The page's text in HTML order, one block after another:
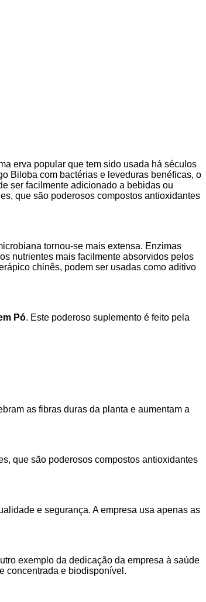
erva popular que tem sido usada há séculos
Biloba com bactérias e leveduras benéficas, o
ser facilmente adicionado a bebidas ou
que são poderosos compostos antioxidantes
tornou-se mais extensa. Enzimas
nutrientes mais facilmente absorvidos pelos
chinês, podem ser usadas como aditivo
Pó. Este poderoso suplemento é feito pela
as fibras duras da planta e aumentam a
que são poderosos compostos antioxidantes
e segurança. A empresa usa apenas as
exemplo da dedicação da empresa à saúde
concentrada e biodisponível.